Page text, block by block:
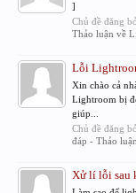
]
Chủ đề đăng
Thảo luận về
Lỗi
Xin chào cả
Lightroom bị
giúp...
Chủ đề đăng
đáp - Thảo
Xử lí lỗi sau